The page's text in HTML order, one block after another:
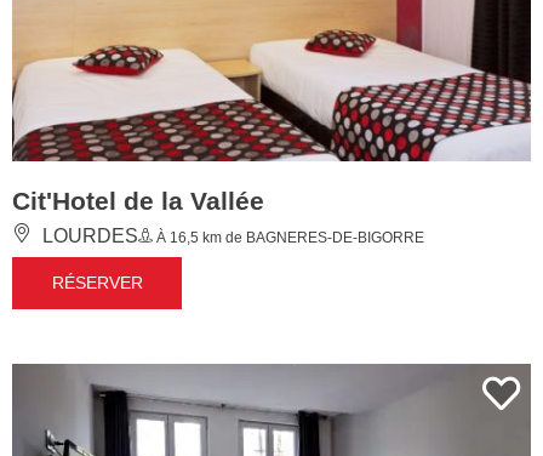
Cit'Hotel de la Vallée
LOURDES À 16,5 km de BAGNERES-DE-BIGORRE
RÉSERVER